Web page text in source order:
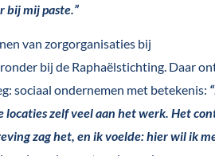
bij mij paste.”
van zorgorganisaties bij
bij de Raphaëlstichting. Daar
sociaal ondernemen met betekenis:
locaties zelf veel aan het werk. Het
zag het, en ik voelde: hier wil ik